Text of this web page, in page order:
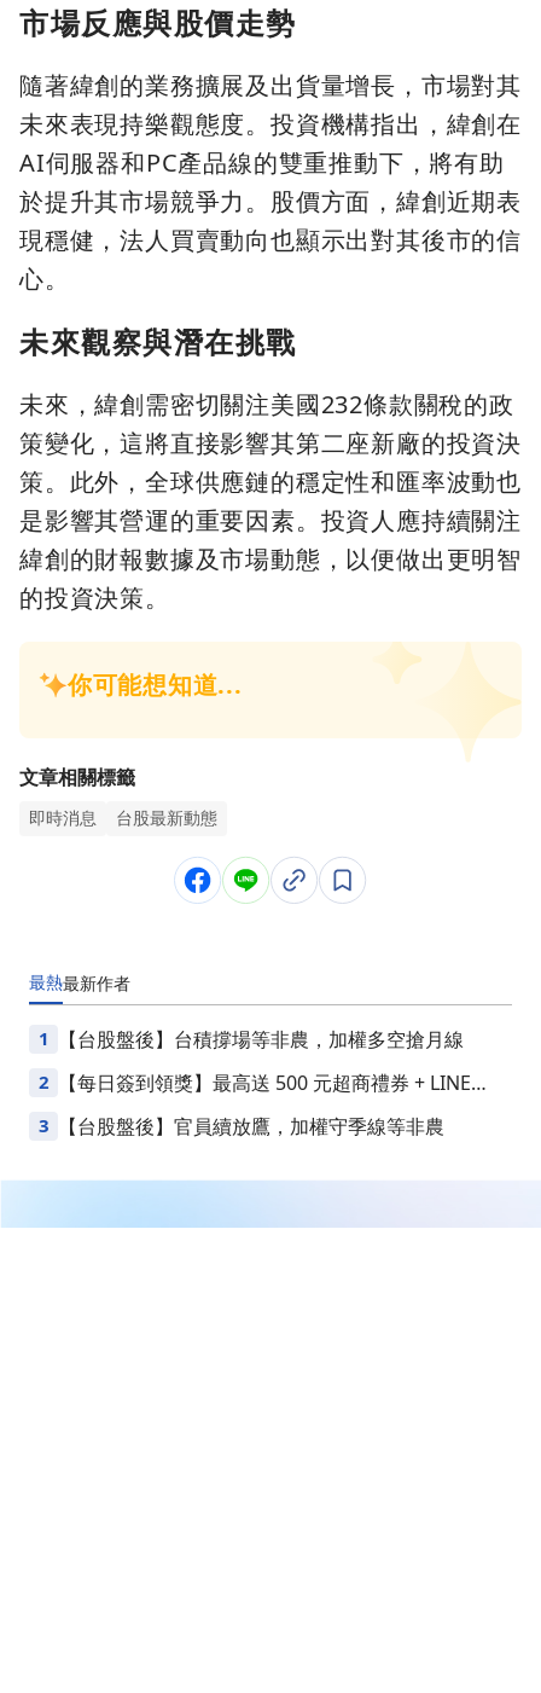
市場反應與股價走勢
隨著緯創的業務擴展及出貨量增長，市場對其
未來表現持樂觀態度。投資機構指出，緯創在
AI伺服器和PC產品線的雙重推動下，將有助
於提升其市場競爭力。股價方面，緯創近期表
現穩健，法人買賣動向也顯示出對其後市的信
心。
未來觀察與潛在挑戰
未來，緯創需密切關注美國232條款關稅的政
策變化，這將直接影響其第二座新廠的投資決
策。此外，全球供應鏈的穩定性和匯率波動也
是影響其營運的重要因素。投資人應持續關注
緯創的財報數據及市場動態，以便做出更明智
的投資決策。
文章相關標籤
即時消息 台股最新動態
最熱最新作者
1 【台股盤後】台積撐場等非農，加權多空搶月線
2
【每日簽到領獎】最高送 500 元超商禮券 + LINE
Points
3 【台股盤後】官員續放鷹，加權守季線等非農